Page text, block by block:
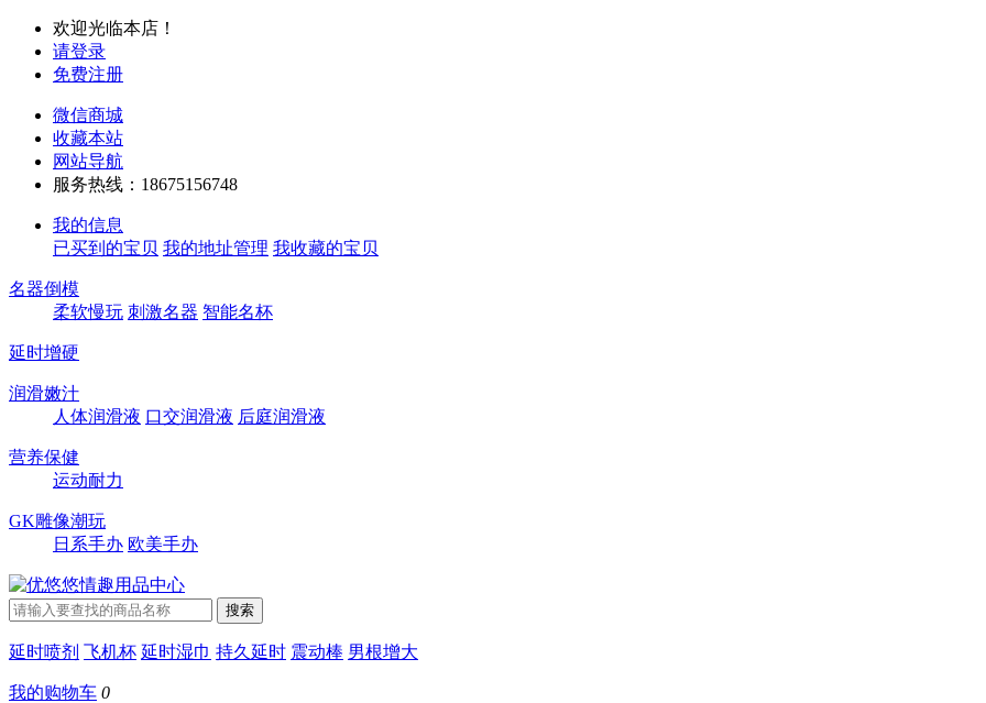
欢迎光临本店！
请登录
免费注册
微信商城
收藏本站
网站导航
服务热线：18675156748
我的信息
已买到的宝贝 我的地址管理 我收藏的宝贝
名器倒模
柔软慢玩 刺激名器 智能名杯
延时增硬
润滑嫩汁
人体润滑液 口交润滑液 后庭润滑液
营养保健
运动耐力
GK雕像潮玩
日系手办 欧美手办
延时喷剂 飞机杯 延时湿巾 持久延时 震动棒 男根增大
我的购物车 0